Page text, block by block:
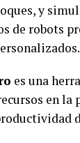
y
de robots
es una
en la